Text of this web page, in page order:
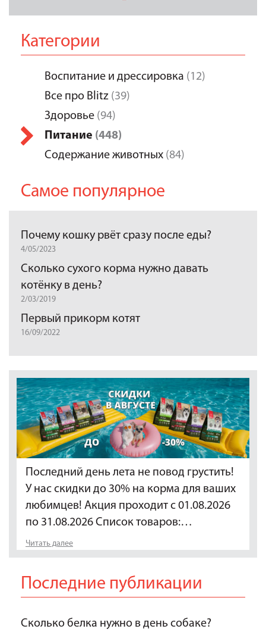
Категории
Воспитание и дрессировка (12)
Все про Blitz (39)
Здоровье (94)
Питание (448)
Содержание животных (84)
Самое популярное
Почему кошку рвёт сразу после еды?
4/05/2023
Сколько сухого корма нужно давать
котёнку в день?
2/03/2019
Первый прикорм котят
16/09/2022
Последний день лета не повод грустить!
У нас скидки до 30% на корма для ваших
любимцев! Акция проходит с 01.08.2026
по 31.08.2026 Список товаров:…
Читать далее
Последние публикации
Сколько белка нужно в день собаке?